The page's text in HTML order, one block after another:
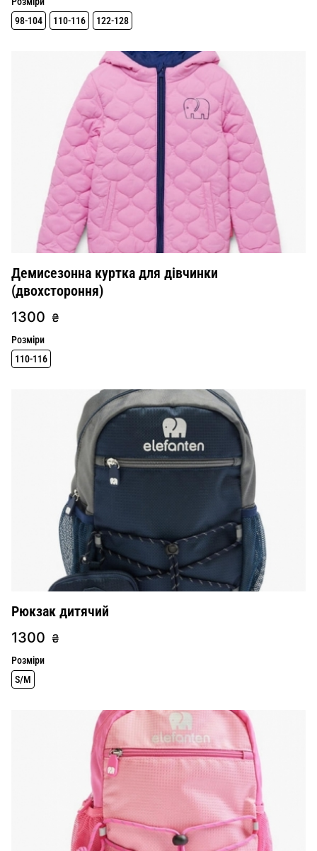
98-104
110-116 122-128
Демисезонна куртка для дівчинки
(двохстороння)
1300 ₴
Розміри
110-116
Рюкзак дитячий
1300 ₴
Розміри
S/M